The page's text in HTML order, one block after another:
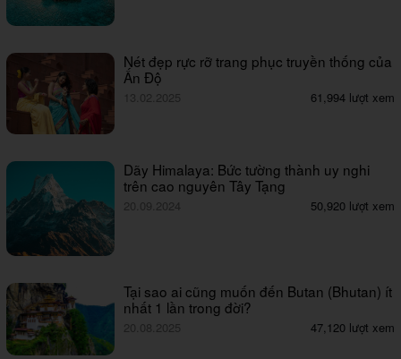
Nét đẹp rực rỡ trang phục truyền thống của
Ấn Độ
13.02.2025 61,994 lượt xem
Dãy Himalaya: Bức tường thành uy nghi
trên cao nguyên Tây Tạng
20.09.2024 50,920 lượt xem
Tại sao ai cũng muốn đến Butan (Bhutan) ít
nhất 1 lần trong đời?
20.08.2025 47,120 lượt xem